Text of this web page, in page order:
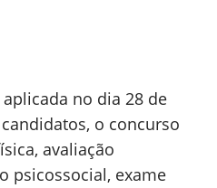
no dia 28 de
o concurso
avaliação
psicossocial, exame